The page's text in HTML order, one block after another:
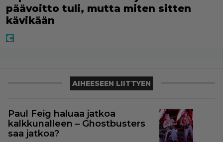
päävoitto tuli, mutta miten sitten
kävikään
AIHEESEEN LIITTYEN
Paul Feig haluaa jatkoa
kalkkunalleen – Ghostbusters
saa jatkoa?